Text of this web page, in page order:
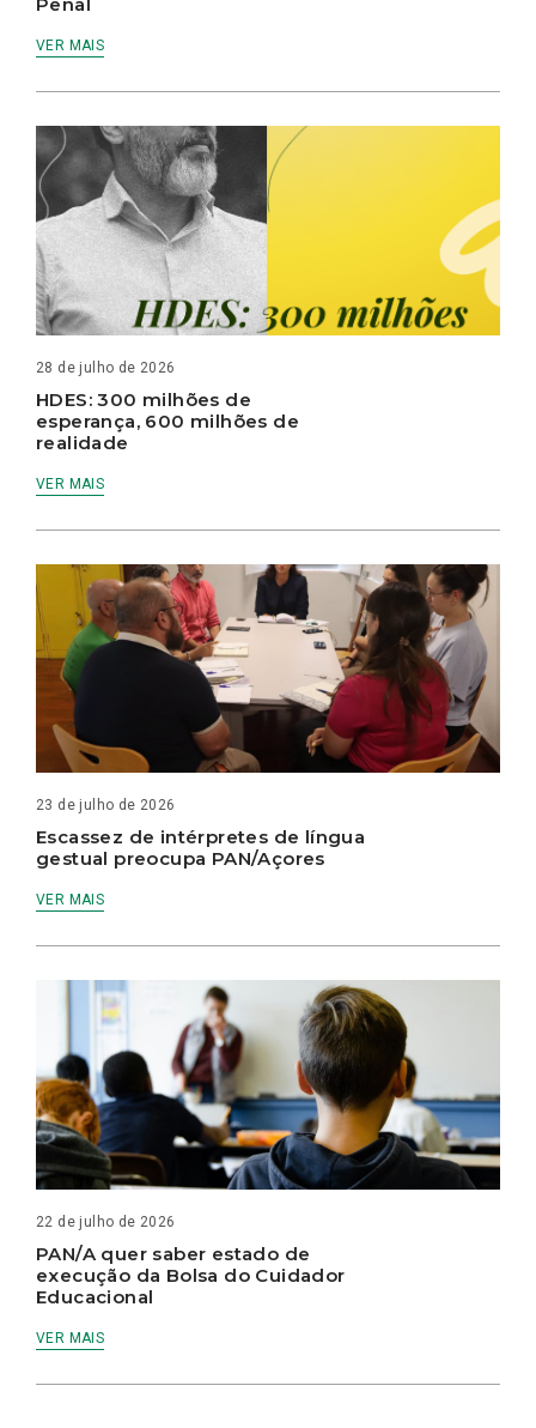
VER MAIS
28 de julho de 2026
HDES: 300 milhões de
esperança, 600 milhões de
realidade
VER MAIS
23 de julho de 2026
Escassez de intérpretes de língua
gestual preocupa PAN/Açores
VER MAIS
22 de julho de 2026
PAN/A quer saber estado de
execução da Bolsa do Cuidador
Educacional
VER MAIS